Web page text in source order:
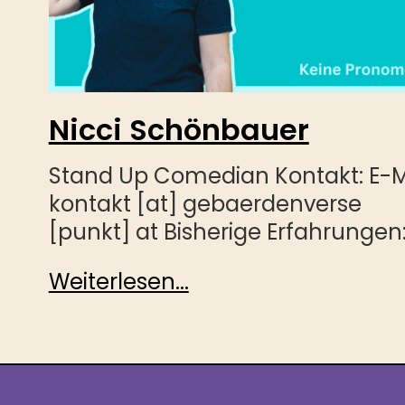
Nicci Schönbauer
Stand Up Comedian Kontakt: E-
kontakt [at] gebaerdenverse
[punkt] at Bisherige Erfahrungen:
Weiterlesen...